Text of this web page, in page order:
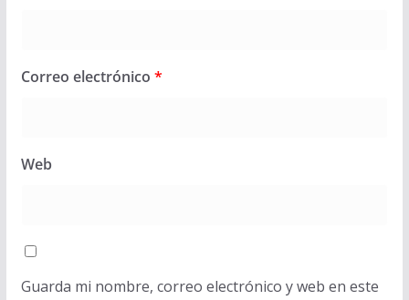
Correo electrónico *
Web
Guarda mi nombre, correo electrónico y web en este